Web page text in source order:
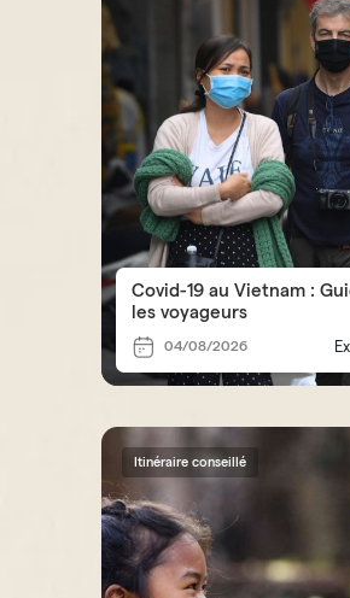
Covid-19 au Vietnam :
les voyageurs
04/08/2026
Itinéraire conseillé